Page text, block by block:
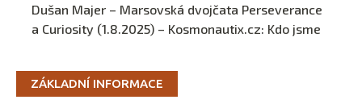
Dušan Majer – Marsovská dvojčata Perseverance
a Curiosity (1.8.2025) – Kosmonautix.cz: Kdo jsme
ZÁKLADNÍ INFORMACE